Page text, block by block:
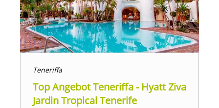
Teneriffa
Top Angebot Teneriffa - Hyatt Ziva
Jardin Tropical Tenerife